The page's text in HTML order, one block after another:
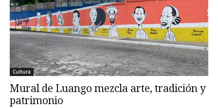
Cultura
Mural de Luango mezcla arte, tradición y
patrimonio